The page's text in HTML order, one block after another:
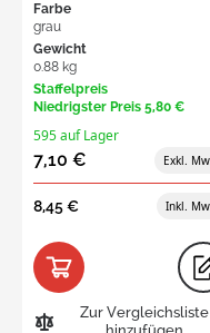
Farbe
grau
Gewicht
0.88 kg
Staffelpreis
Niedrigster Preis 5,80 €
595 auf Lager
7,10 €
8,45 €
Zur Vergleichsliste